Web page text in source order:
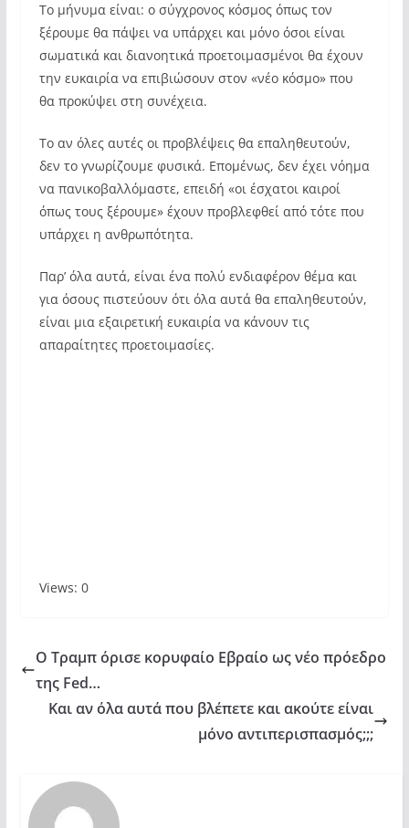
Το μήνυμα είναι: ο σύγχρονος κόσμος όπως τον
ξέρουμε θα πάψει να υπάρχει και μόνο όσοι είναι
σωματικά και διανοητικά προετοιμασμένοι θα έχουν
την ευκαιρία να επιβιώσουν στον «νέο κόσμο» που
θα προκύψει στη συνέχεια.
Το αν όλες αυτές οι προβλέψεις θα επαληθευτούν,
δεν το γνωρίζουμε φυσικά. Επομένως, δεν έχει νόημα
να πανικοβαλλόμαστε, επειδή «οι έσχατοι καιροί
όπως τους ξέρουμε» έχουν προβλεφθεί από τότε που
υπάρχει η ανθρωπότητα.
Παρ’ όλα αυτά, είναι ένα πολύ ενδιαφέρον θέμα και
για όσους πιστεύουν ότι όλα αυτά θα επαληθευτούν,
είναι μια εξαιρετική ευκαιρία να κάνουν τις
απαραίτητες προετοιμασίες.
Views: 0
Ο Τραμπ όρισε κορυφαίο Εβραίο ως νέο πρόεδρο
της Fed…
Και αν όλα αυτά που βλέπετε και ακούτε είναι
μόνο αντιπερισπασμός;;;